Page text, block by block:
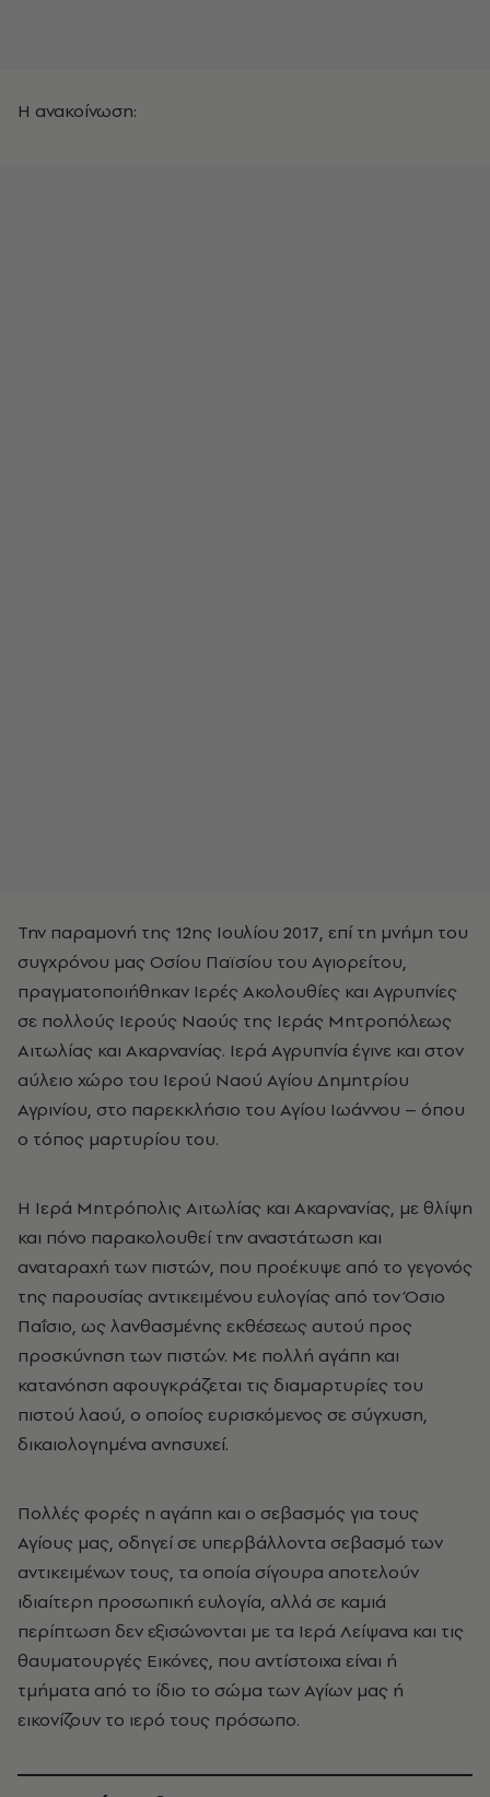
Η ανακοίνωση:
Την παραμονή της 12ης Ιουλίου 2017, επί τη μνήμη του
συγχρόνου μας Οσίου Παϊσίου του Αγιορείτου,
πραγματοποιήθηκαν Ιερές Ακολουθίες και Αγρυπνίες
σε πολλούς Ιερούς Ναούς της Ιεράς Μητροπόλεως
Αιτωλίας και Ακαρνανίας. Ιερά Αγρυπνία έγινε και στον
αύλειο χώρο του Ιερού Ναού Αγίου Δημητρίου
Αγρινίου, στο παρεκκλήσιο του Αγίου Ιωάννου – όπου
ο τόπος μαρτυρίου του.
Η Ιερά Μητρόπολις Αιτωλίας και Ακαρνανίας, με θλίψη
και πόνο παρακολουθεί την αναστάτωση και
αναταραχή των πιστών, που προέκυψε από το γεγονός
της παρουσίας αντικειμένου ευλογίας από τον Όσιο
Παΐσιο, ως λανθασμένης εκθέσεως αυτού προς
προσκύνηση των πιστών. Με πολλή αγάπη και
κατανόηση αφουγκράζεται τις διαμαρτυρίες του
πιστού λαού, ο οποίος ευρισκόμενος σε σύγχυση,
δικαιολογημένα ανησυχεί.
Πολλές φορές η αγάπη και ο σεβασμός για τους
Αγίους μας, οδηγεί σε υπερβάλλοντα σεβασμό των
αντικειμένων τους, τα οποία σίγουρα αποτελούν
ιδιαίτερη προσωπική ευλογία, αλλά σε καμιά
περίπτωση δεν εξισώνονται με τα Ιερά Λείψανα και τις
θαυματουργές Εικόνες, που αντίστοιχα είναι ή
τμήματα από το ίδιο το σώμα των Αγίων μας ή
εικονίζουν το ιερό τους πρόσωπο.